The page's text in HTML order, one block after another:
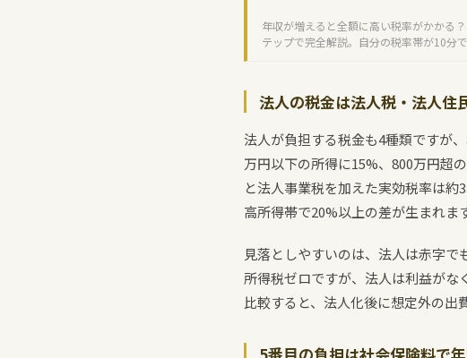
年収が増えると全額に高い税率がかかる
テップで完全解説。自分の税率帯が10分で
法人の税金は法人税・法人住
法人が負担する税金も4種類ですが
万円以下の所得に15%、800万円超
と法人事業税を加えた実効税率は約
高所得帯で20%以上の差が生まれま
見落としやすいのは、法人は赤字
所得税ゼロですが、法人は利益がな
比較すると、法人化後に想定外の出
5番目の負担は社会保険料で